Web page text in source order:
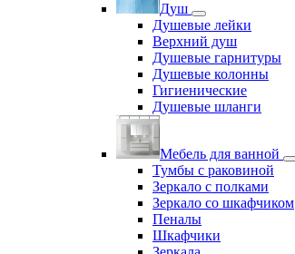
Душ
Душевые лейки
Верхний душ
Душевые гарнитуры
Душевые колонны
Гигиенические
Душевые шланги
Мебель для ванной
Тумбы с раковиной
Зеркало с полками
Зеркало со шкафчиком
Пеналы
Шкафчики